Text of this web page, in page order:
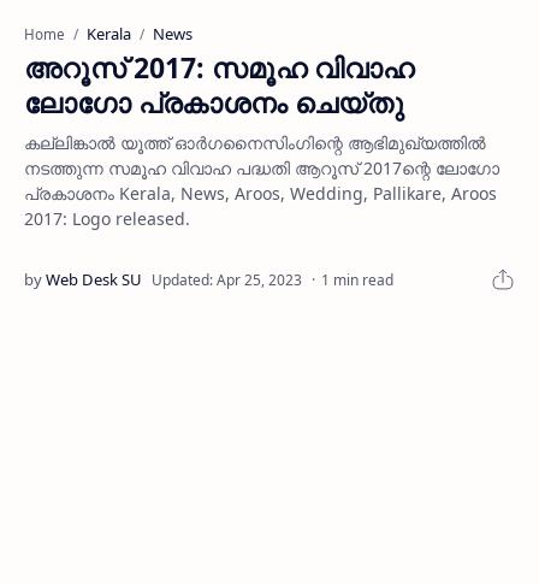
Home Kerala News
അറൂസ് 2017: സമൂഹ വിവാഹ
ലോഗോ പ്രകാശനം ചെയ്തു
കല്ലിങ്കാല്‍ യൂത്ത് ഓര്‍ഗനൈസിംഗിന്റെ ആഭിമുഖ്യത്തില്‍
നടത്തുന്ന സമൂഹ വിവാഹ പദ്ധതി ആറൂസ് 2017ന്റെ ലോഗോ
പ്രകാശനം Kerala, News, Aroos, Wedding, Pallikare, Aroos
2017: Logo released.
1 min read